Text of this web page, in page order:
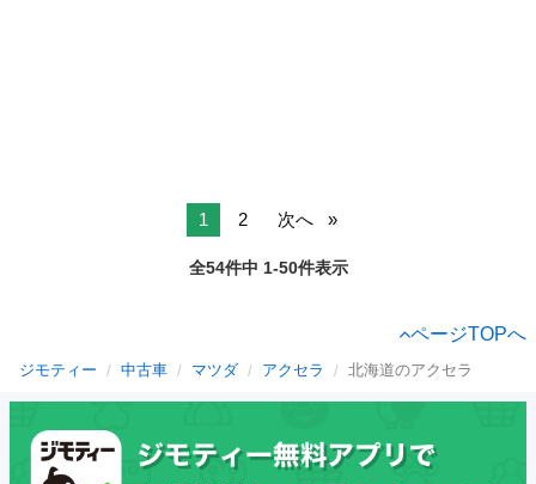
1 2 次へ
全54件中 1-50件表示
ページTOPへ
ジモティー 中古車 マツダ アクセラ 北海道のアクセラ